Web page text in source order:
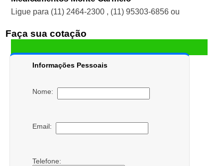
Ligue para (11) 2464-2300 , (11) 95303-6856 ou
Faça sua cotação
Informações Pessoais
Nome:
Email:
Telefone: